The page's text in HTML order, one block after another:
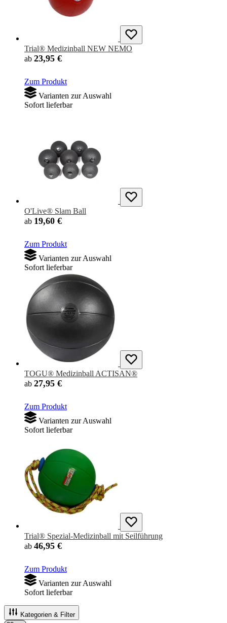
Trial® Medizinball NEW NEMO
ab 23,95 €
Zum Produkt
Varianten zur Auswahl
Sofort lieferbar
O'Live® Slam Ball
ab 19,60 €
Zum Produkt
Varianten zur Auswahl
Sofort lieferbar
TOGU® Medizinball ACTISAN®
ab 27,95 €
Zum Produkt
Varianten zur Auswahl
Sofort lieferbar
Trial® Spezial-Medizinball mit Seilführung
ab 46,95 €
Zum Produkt
Varianten zur Auswahl
Sofort lieferbar
Kategorien & Filter